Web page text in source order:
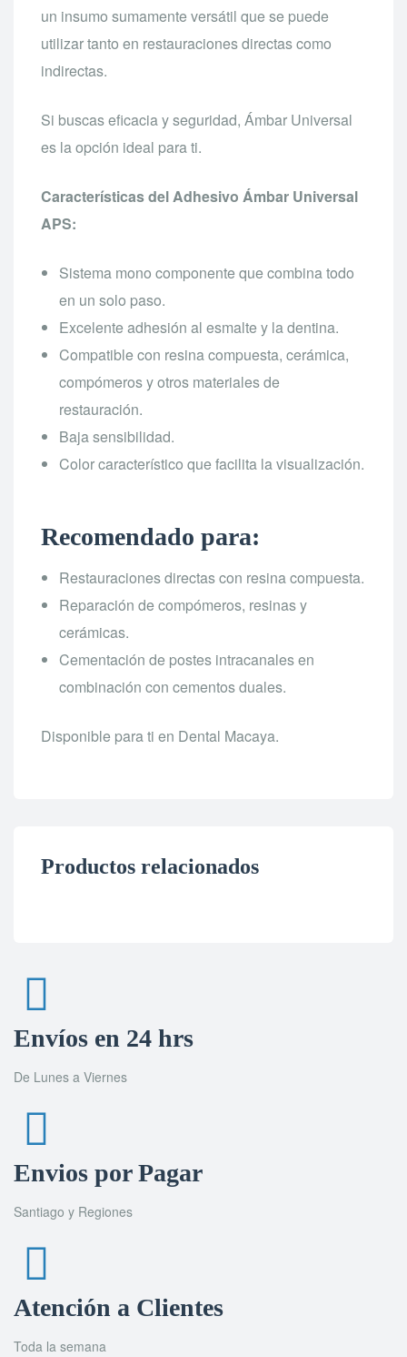
un insumo sumamente versátil que se puede
utilizar tanto en restauraciones directas como
indirectas.
Si buscas eficacia y seguridad, Ámbar Universal
es la opción ideal para ti.
Características del Adhesivo Ámbar Universal
APS:
Sistema mono componente que combina todo
en un solo paso.
Excelente adhesión al esmalte y la dentina.
Compatible con resina compuesta, cerámica,
compómeros y otros materiales de
restauración.
Baja sensibilidad.
Color característico que facilita la visualización.
Recomendado para:
Restauraciones directas con resina compuesta.
Reparación de compómeros, resinas y
cerámicas.
Cementación de postes intracanales en
combinación con cementos duales.
Disponible para ti en Dental Macaya.
Productos relacionados
Envíos en 24 hrs
De Lunes a Viernes
Envios por Pagar
Santiago y Regiones
Atención a Clientes
Toda la semana